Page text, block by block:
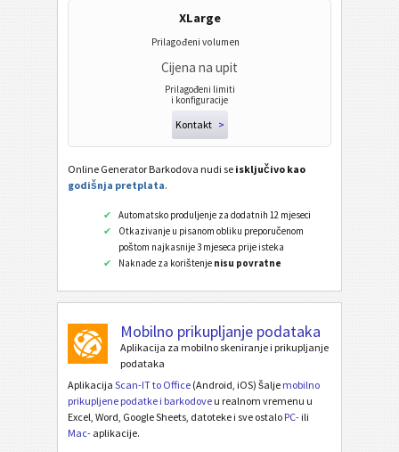
XLarge
Prilagođeni volumen
Cijena na upit
Prilagođeni limiti
i konfiguracije
Kontakt >
Online Generator Barkodova nudi se isključivo kao
godišnja pretplata.
Automatsko produljenje za dodatnih 12 mjeseci
Otkazivanje u pisanom obliku preporučenom
poštom najkasnije 3 mjeseca prije isteka
Naknade za korištenje nisu povratne
Mobilno prikupljanje podataka
Aplikacija za mobilno skeniranje i prikupljanje
podataka
Aplikacija Scan-IT to Office (Android, iOS) šalje mobilno
prikupljene podatke i barkodove u realnom vremenu u
Excel, Word, Google Sheets, datoteke i sve ostalo PC- ili
Mac- aplikacije.